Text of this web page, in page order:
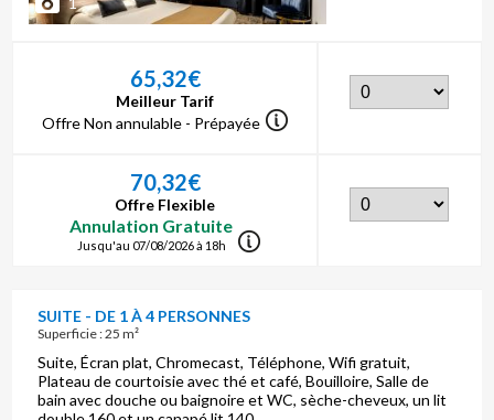
65,32€
Meilleur Tarif
Offre Non annulable - Prépayée
70,32€
Offre Flexible
Annulation Gratuite
Jusqu'au 07/08/2026 à 18h
SUITE - DE 1 À 4 PERSONNES
Superficie : 25 m²
Suite, Écran plat, Chromecast, Téléphone, Wifi gratuit,
Plateau de courtoisie avec thé et café, Bouilloire, Salle de
bain avec douche ou baignoire et WC, sèche-cheveux, un lit